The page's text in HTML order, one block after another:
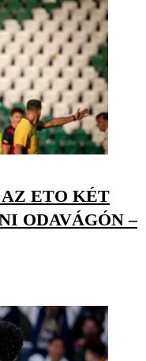
ETO KÉT
ODAVÁGÓN –